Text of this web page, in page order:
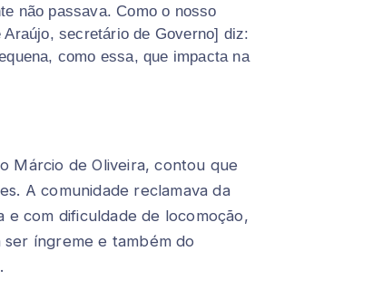
não passava. Como o nosso
secretário de Governo] diz:
como essa, que impacta na
Márcio de Oliveira, contou que
A comunidade reclamava da
com dificuldade de locomoção,
íngreme e também do